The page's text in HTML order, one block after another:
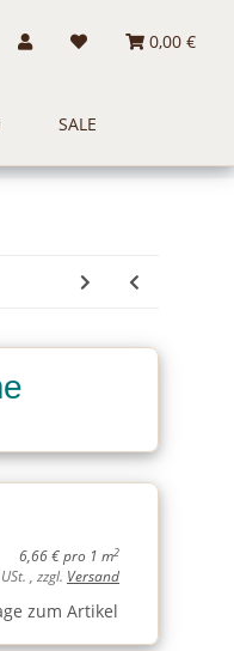
0,00 €
SALE
6,66 € pro 1 m2
, zzgl. Versand
zum Artikel